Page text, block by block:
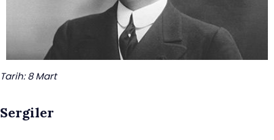
Tarih: 8 Mart
Sergiler